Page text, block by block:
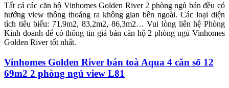
Tất cả các căn hộ Vinhomes Golden River 2 phòng ngủ bán đều có
hướng view thông thoáng ra không gian bên ngoài. Các loại diện
tích tiêu biểu: 71,9m2, 83,2m2, 86,3m2… Vui lòng liên hệ Phòng
Kinh doanh để có thông tin giá bán căn hộ 2 phòng ngủ Vinhomes
Golden River tốt nhất.
Vinhomes Golden River bán toà Aqua 4 căn số 12
69m2 2 phòng ngủ view L81